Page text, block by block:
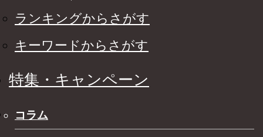
ランキングからさがす
キーワードからさがす
特集・キャンペーン
コラム